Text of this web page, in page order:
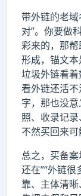
带外链的老域
对”。你要做
彩来的，那
形成，锚文
垃圾外链看
看外链还活
字，那也没
照、收录记录
不然买回来可
总之，买备
还在”“外链
靠、主体清晰